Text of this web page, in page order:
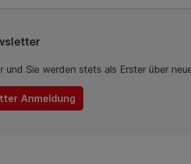
Sie werden stets als Erster über
Anmeldung